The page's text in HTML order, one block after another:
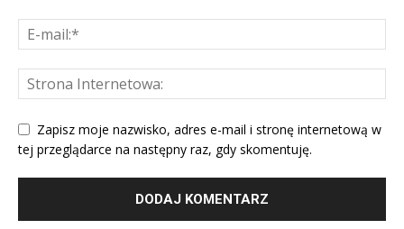
Zapisz moje nazwisko, adres e-mail i stronę internetową w
tej przeglądarce na następny raz, gdy skomentuję.